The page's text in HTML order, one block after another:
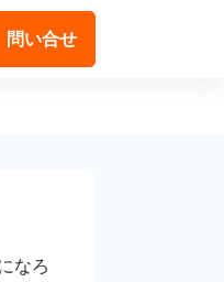
問い合せ
なろ